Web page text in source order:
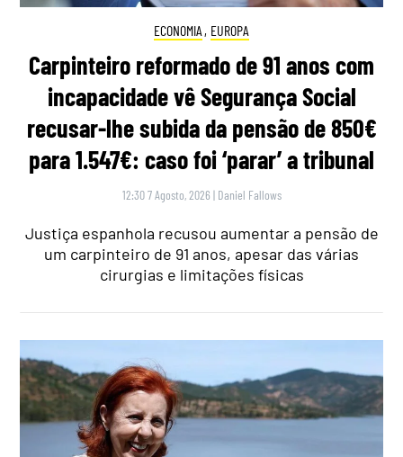
ECONOMIA , EUROPA
Carpinteiro reformado de 91 anos com
incapacidade vê Segurança Social
recusar-lhe subida da pensão de 850€
para 1.547€: caso foi ‘parar’ a tribunal
12:30 7 Agosto, 2026 | Daniel Fallows
Justiça espanhola recusou aumentar a pensão de
um carpinteiro de 91 anos, apesar das várias
cirurgias e limitações físicas